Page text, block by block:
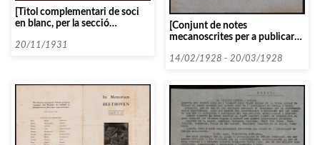
[Titol complementari de soci
en blanc, per la secció
20/11/1931
[Conjunt de notes
mecanoscrites per a publicar
Barentzen]
14/02/1928 - 20/03/1928